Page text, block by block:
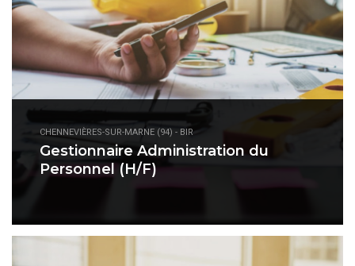
CHENNEVIÈRES-SUR-MARNE (94) - BIR
Gestionnaire Administration du
Personnel (H/F)